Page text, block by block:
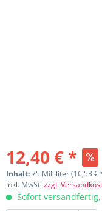
12,40 € *
Inhalt:75 Milliliter (16,53 €
inkl. MwSt.zzgl.
Sofort